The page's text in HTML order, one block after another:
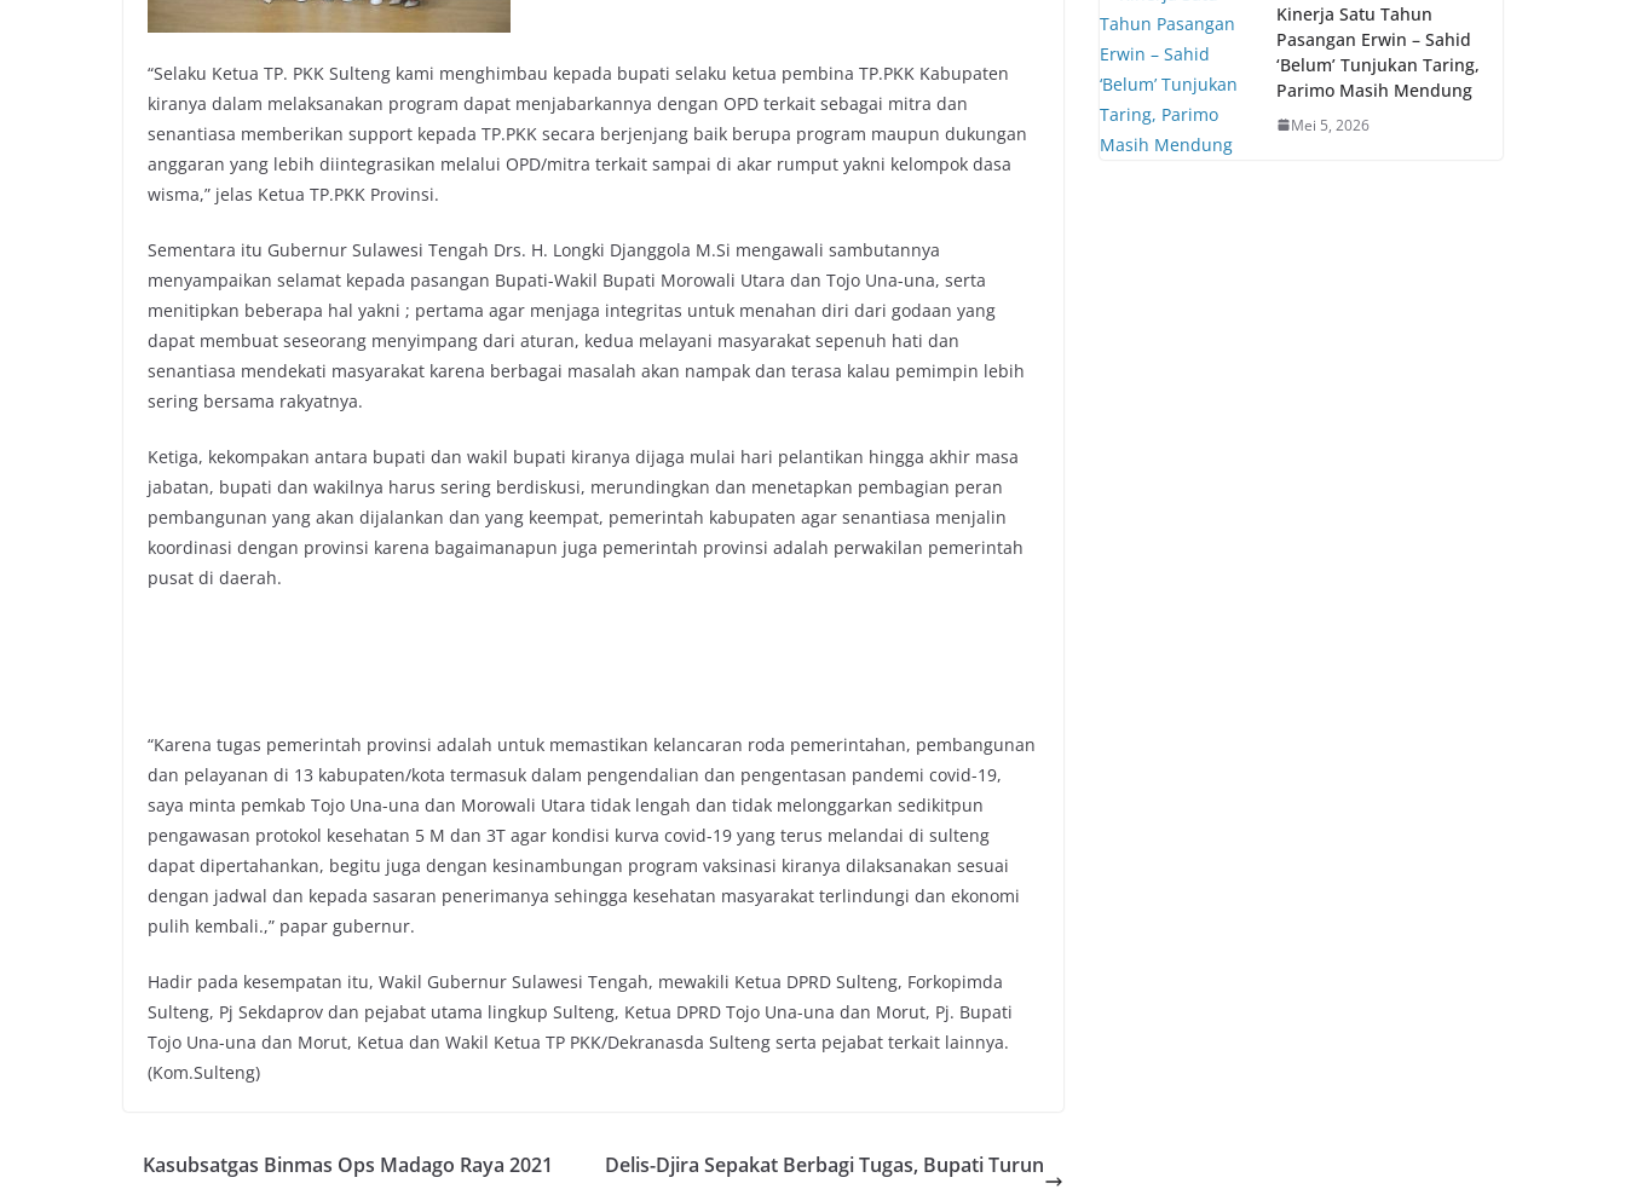
“Selaku Ketua TP. PKK Sulteng kami menghimbau kepada bupati selaku ketua pembina TP.PKK Kabupaten
kiranya dalam melaksanakan program dapat menjabarkannya dengan OPD terkait sebagai mitra dan
senantiasa memberikan support kepada TP.PKK secara berjenjang baik berupa program maupun dukungan
anggaran yang lebih diintegrasikan melalui OPD/mitra terkait sampai di akar rumput yakni kelompok dasa
wisma,” jelas Ketua TP.PKK Provinsi.
Sementara itu Gubernur Sulawesi Tengah Drs. H. Longki Djanggola M.Si mengawali sambutannya
menyampaikan selamat kepada pasangan Bupati-Wakil Bupati Morowali Utara dan Tojo Una-una, serta
menitipkan beberapa hal yakni ; pertama agar menjaga integritas untuk menahan diri dari godaan yang
dapat membuat seseorang menyimpang dari aturan, kedua melayani masyarakat sepenuh hati dan
senantiasa mendekati masyarakat karena berbagai masalah akan nampak dan terasa kalau pemimpin lebih
sering bersama rakyatnya.
Ketiga, kekompakan antara bupati dan wakil bupati kiranya dijaga mulai hari pelantikan hingga akhir masa
jabatan, bupati dan wakilnya harus sering berdiskusi, merundingkan dan menetapkan pembagian peran
pembangunan yang akan dijalankan dan yang keempat, pemerintah kabupaten agar senantiasa menjalin
koordinasi dengan provinsi karena bagaimanapun juga pemerintah provinsi adalah perwakilan pemerintah
pusat di daerah.
“Karena tugas pemerintah provinsi adalah untuk memastikan kelancaran roda pemerintahan, pembangunan
dan pelayanan di 13 kabupaten/kota termasuk dalam pengendalian dan pengentasan pandemi covid-19,
saya minta pemkab Tojo Una-una dan Morowali Utara tidak lengah dan tidak melonggarkan sedikitpun
pengawasan protokol kesehatan 5 M dan 3T agar kondisi kurva covid-19 yang terus melandai di sulteng
dapat dipertahankan, begitu juga dengan kesinambungan program vaksinasi kiranya dilaksanakan sesuai
dengan jadwal dan kepada sasaran penerimanya sehingga kesehatan masyarakat terlindungi dan ekonomi
pulih kembali.,” papar gubernur.
Hadir pada kesempatan itu, Wakil Gubernur Sulawesi Tengah, mewakili Ketua DPRD Sulteng, Forkopimda
Sulteng, Pj Sekdaprov dan pejabat utama lingkup Sulteng, Ketua DPRD Tojo Una-una dan Morut, Pj. Bupati
Tojo Una-una dan Morut, Ketua dan Wakil Ketua TP PKK/Dekranasda Sulteng serta pejabat terkait lainnya.
(Kom.Sulteng)
Kasubsatgas Binmas Ops Madago Raya 2021
Delis-Djira Sepakat Berbagi Tugas, Bupati Turun
Kinerja Satu Tahun
Pasangan Erwin – Sahid
‘Belum’ Tunjukan Taring,
Parimo Masih Mendung
Mei 5, 2026